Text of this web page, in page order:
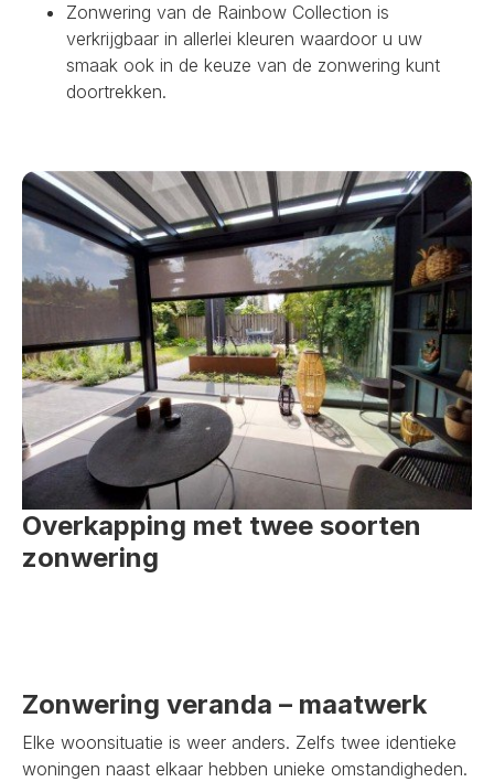
Zonwering van de Rainbow Collection is
verkrijgbaar in allerlei kleuren waardoor u uw
smaak ook in de keuze van de zonwering kunt
doortrekken.
Overkapping met twee soorten
zonwering
Zonwering veranda – maatwerk
Elke woonsituatie is weer anders. Zelfs twee identieke
woningen naast elkaar hebben unieke omstandigheden.